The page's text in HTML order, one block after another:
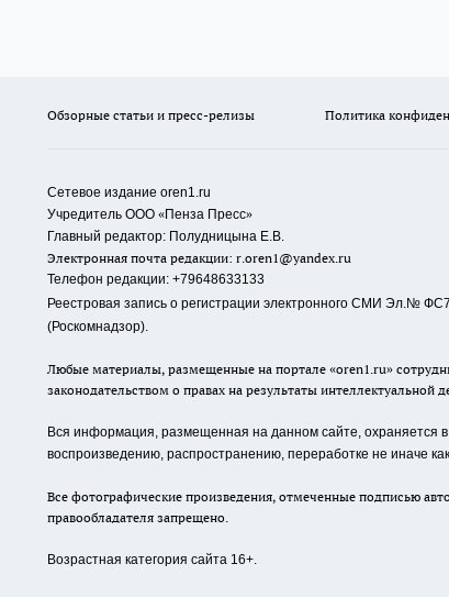
Обзорные статьи и пресс-релизы Политика
Сетевое издание oren1.ru
Учредитель ООО «Пенза Пресс»
Главный редактор: Полудницына Е.В.
Электронная почта редакции: r.oren1@yandex.ru
Телефон редакции: +79648633133
Реестровая запись о регистрации электронного СМИ Эл.№
(Роскомнадзор).
Любые материалы, размещенные на портале «oren1.ru»
законодательством о правах на результаты интеллектуальной
Вся информация, размещенная на данном сайте, охраняется
воспроизведению, распространению, переработке не иначе
Все фотографические произведения, отмеченные подписью
правообладателя запрещено.
Возрастная категория сайта 16+.